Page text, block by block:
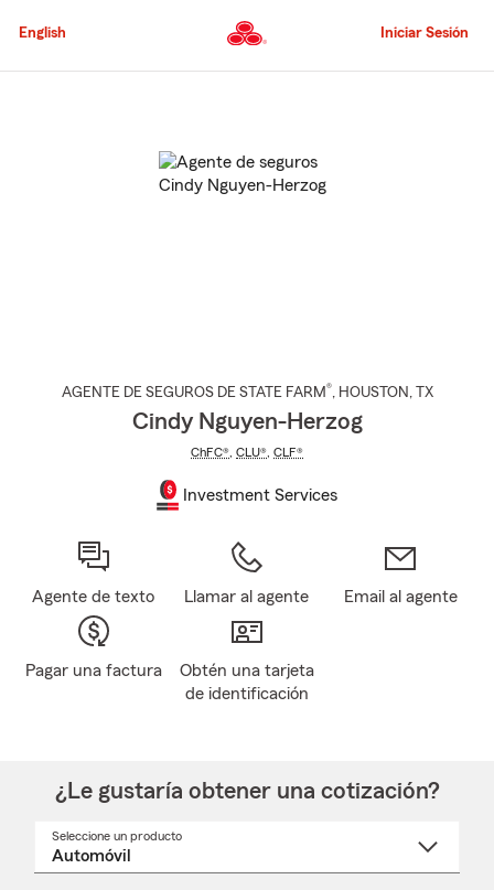
al
principal
English Iniciar Sesión
AGENTE DE SEGUROS DE STATE FARM®, HOUSTON , TX
Cindy Nguyen-Herzog
ChFC® CLU® CLF®
Investment Services
Agente de texto Llamar al agente Email al agente
Pagar una factura
Obtén una tarjeta
de identificación
¿Le gustaría obtener una cotización?
Seleccione un producto